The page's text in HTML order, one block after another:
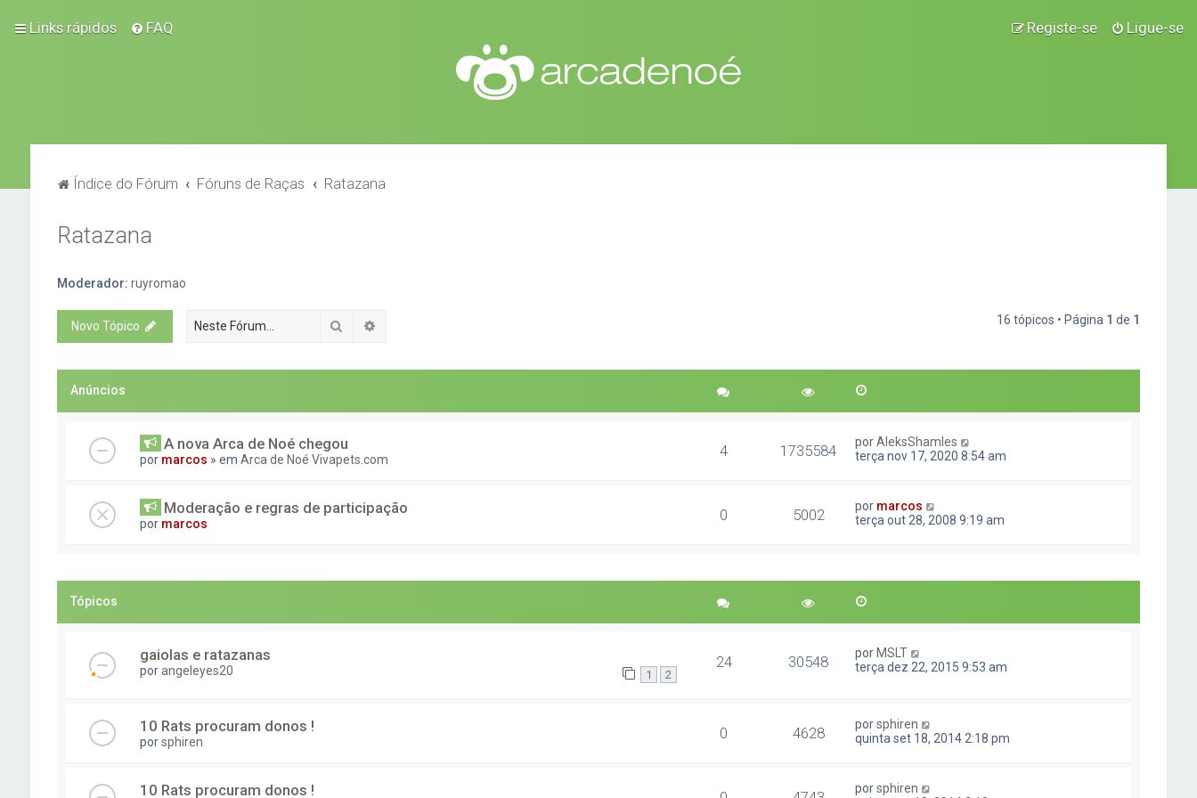
Links rápidos FAQ Ligue-se
Registe-se
Índice do Fórum Fóruns de Raças Ratazana
Ratazana
Moderador: ruyromao
Novo Tópico Pesquisar 16 tópicos • Página 1 de 1
Anúncios
A nova Arca de Noé chegou
por marcos » em Arca de Noé Vivapets.com 4 1735584 porAleksShamles
terça nov 17, 2020 8:54 am
Moderação e regras de participação
por marcos 0 5002 por marcos
terça out 28, 2008 9:19 am
Tópicos
gaiolas e ratazanas
porangeleyes20 1 2
24 30548 por MSLT
terça dez 22, 2015 9:53 am
10 Rats procuram donos !
porsphiren 0 4628 porsphiren
quinta set 18, 2014 2:18 pm
10 Rats procuram donos ! porsphiren